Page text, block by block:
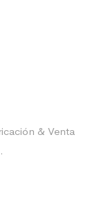
& Venta